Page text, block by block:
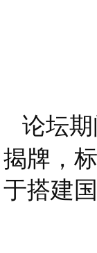
论坛
揭牌，
于搭建